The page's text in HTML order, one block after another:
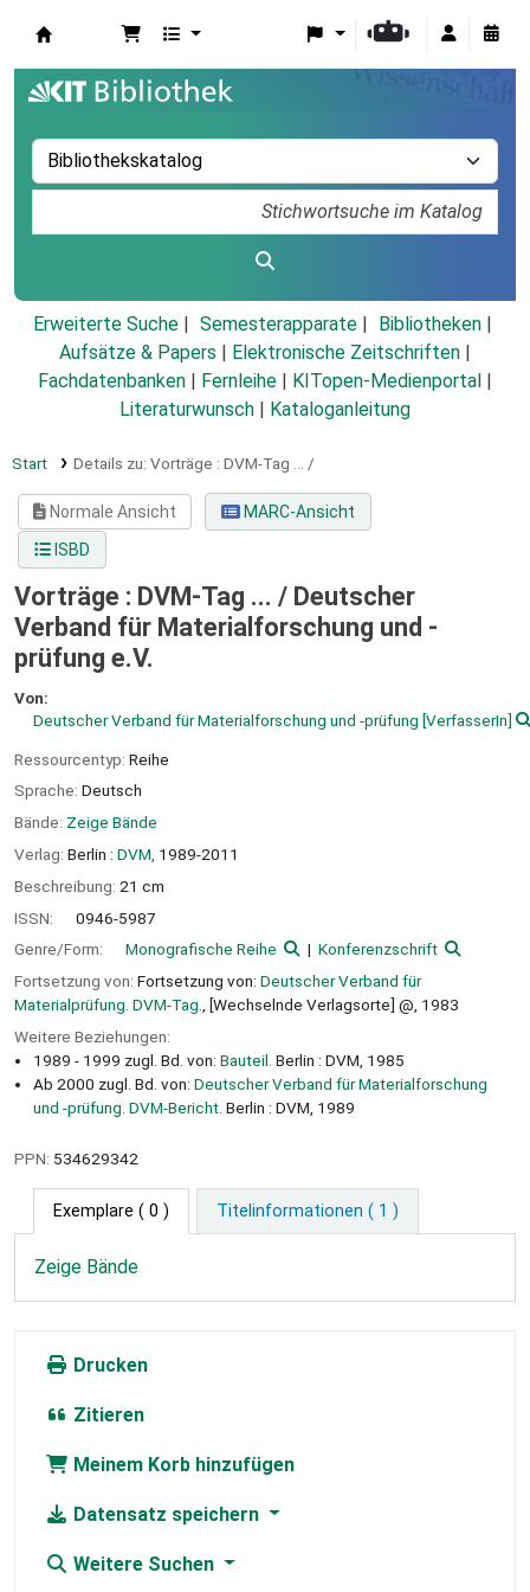
Erweiterte Suche Semesterapparate
Bibliotheken
Aufsätze & Papers
Elektronische Zeitschriften
Fachdatenbanken
Fernleihe KITopen-Medienportal
Literaturwunsch
Kataloganleitung
Start Details zu: Vorträge : DVM-Tag ... /
Normale Ansicht
MARC-Ansicht
ISBD
Vorträge : DVM-Tag ... / Deutscher
Verband für Materialforschung und -
prüfung e.V.
Von:
Deutscher Verband für Materialforschung und -prüfung [VerfasserIn]
Ressourcentyp: Reihe
Sprache: Deutsch
Bände: Zeige Bände
Verlag: Berlin : DVM, 1989-2011
Beschreibung: 21 cm
ISSN:
0946-5987
Genre/Form:
Monografische Reihe
Konferenzschrift
Fortsetzung von: Fortsetzung von: Deutscher Verband für
Materialprüfung. DVM-Tag.
, [Wechselnde Verlagsorte] @, 1983
Weitere Beziehungen:
1989 - 1999 zugl. Bd. von: Bauteil. Berlin : DVM, 1985
Ab 2000 zugl. Bd. von: Deutscher Verband für Materialforschung
und -prüfung. DVM-Bericht. Berlin : DVM, 1989
PPN: 534629342
Exemplare ( 0 ) Titelinformationen ( 1 )
Zeige Bände
Drucken
Zitieren
Meinem Korb hinzufügen
Datensatz speichern
Weitere Suchen